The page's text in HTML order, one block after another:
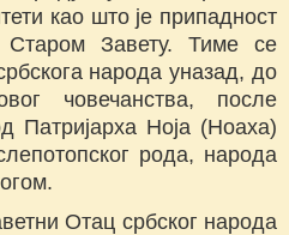
као што је припадност
Старом Завету. Тиме се
народа уназад, до
човечанства, после
Патријарха Ноја (Ноаха)
рода, народа
Отац србског народа